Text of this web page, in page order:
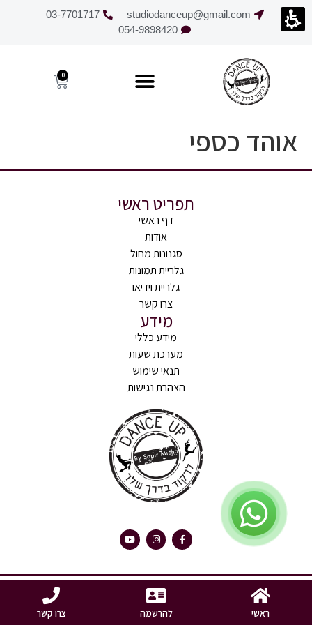
תחילתו
של
לאזור
מרכזי
studiodanceup@gmail.com
03-7701717
054-9898420
0
אוהד כספי
תפריט ראשי
דף ראשי
אודות
סגנונות מחול
גלריית תמונות
גלריית וידיאו
צרו קשר
מידע
מידע כללי
מערכת שעות
תנאי שימוש
הצהרת נגישות
ראשי להרשמה צרו קשר
האתר עוצב ונבנה ע"י eliranyaakov